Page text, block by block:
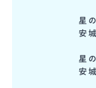
星
安
星
安